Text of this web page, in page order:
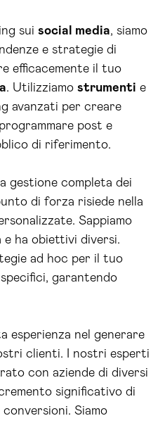
sui social media, siamo
e strategie di
efficacemente il tuo
. Utilizziamo strumenti e
avanzati per creare
post e
di riferimento.
gestione completa dei
di forza risiede nella
Sappiamo
e ha obiettivi diversi.
ad hoc per il tuo
garantendo
esperienza nel generare
clienti. I nostri esperti
con aziende di diversi
significativo di
Siamo